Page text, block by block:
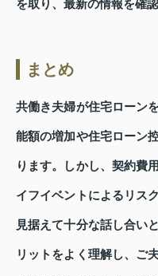
を取り、最新の情報を確
まとめ
共働き夫婦が住宅ローン
能額の増加や住宅ローン
ります。しかし、契約費
イフイベントによるリス
見据えて十分な話し合い
リットをよく理解し、ご